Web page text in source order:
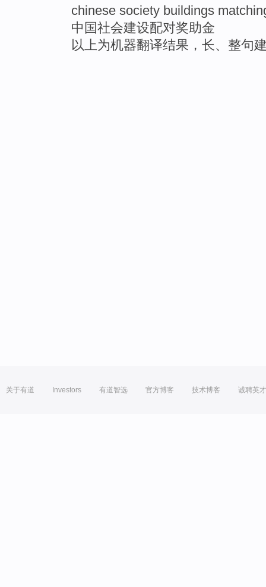
chinese society buildings
中国社会建设配对奖助金
以上为机器翻译结果，长、整句
关于有道 Investors 有道智选 官方博客 技术博客 诚聘英才